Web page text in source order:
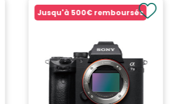
Jusqu'à 500€ remboursés